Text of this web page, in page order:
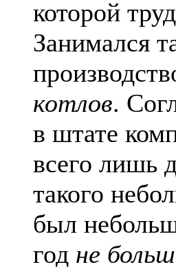
которой
Занимался
котлов.
в штате
всего лишь
такого
был
год не